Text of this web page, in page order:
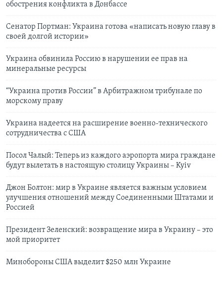
обострения конфликта в Донбассе
Сенатор Портман: Украина готова «написать новую главу в
своей долгой истории»
Украина обвинила Россию в нарушении ее прав на
минеральные ресурсы
“Украина против России” в Арбитражном трибунале по
морскому праву
Украина надеется на расширение военно-технического
сотрудничества с США
Посол Чалый: Теперь из каждого аэропорта мира граждане
будут вылетать в настоящую столицу Украины – Kyiv
Джон Болтон: мир в Украине является важным условием
улучшения отношений между Соединенными Штатами и
Россией
Президент Зеленский: возвращение мира в Украину – это
мой приоритет
Минобороны США выделит $250 млн Украине